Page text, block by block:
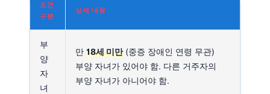
조건
구분
상세 내용
부
양
자
녀
만 18세 미만(중증 장애인 연령 무관)
부양 자녀가 있어야 함. 다른 거주자의
부양 자녀가 아니어야 함.